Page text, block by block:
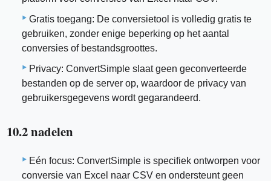
Gratis toegang: De conversietool is volledig gratis te
gebruiken, zonder enige beperking op het aantal
conversies of bestandsgroottes.
Privacy: ConvertSimple slaat geen geconverteerde
bestanden op de server op, waardoor de privacy van
gebruikersgegevens wordt gegarandeerd.
10.2 nadelen
Eén focus: ConvertSimple is specifiek ontworpen voor
conversie van Excel naar CSV en ondersteunt geen